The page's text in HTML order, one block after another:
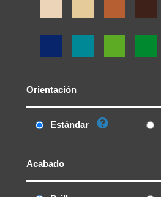
Orientación
Estándar
Acabado